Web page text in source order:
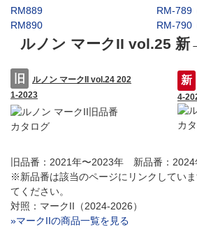
RM889
RM-789
RM890
RM-790
ルノン マークII vol.25 新
ルノン マークII vol.24 202
1-2023
4-
旧品番：2021年〜2023年 新品番：
※新品番は該当のページにリンクしてい
てください。
対照：マークII（2024-2026）
»マークIIの商品一覧を見る